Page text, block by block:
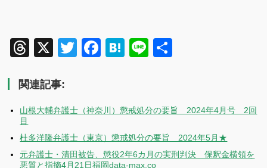
Threads
X TwitterFacebook
Hatena
Line
関連記事:
山根大輔弁護士（神奈川）懲戒処分の要旨 2024年4月号 2回
目
杜多洋隆弁護士（東京）懲戒処分の要旨 2024年5月★
元弁護士・清田被告、懲役2年6カ月の実刑判決 保釈金横領を
悪質と指摘4月21日福岡data-max.co